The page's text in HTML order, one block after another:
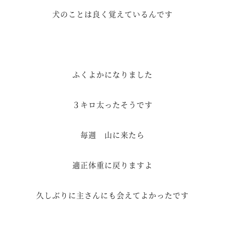
犬のことは良く覚えているんです
ふくよかになりました
３キロ太ったそうです
毎週 山に来たら
適正体重に戻りますよ
久しぶりに主さんにも会えてよかったです